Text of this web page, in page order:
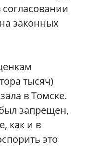
законных
тысяч)
в Томске.
запрещен,
как и в
это